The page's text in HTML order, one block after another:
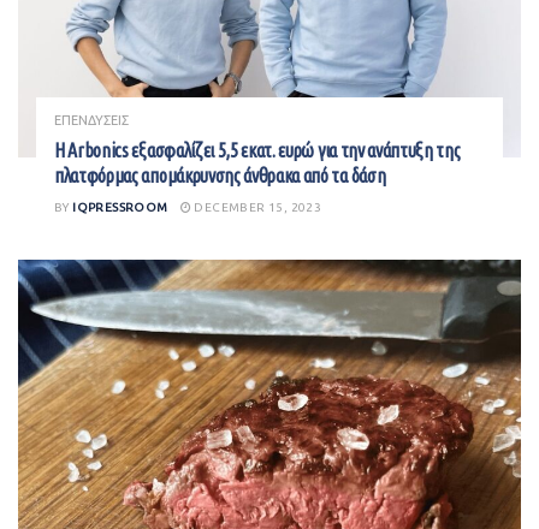
ΕΠΕΝΔΥΣΕΙΣ
Η Arbonics εξασφαλίζει 5,5 εκατ. ευρώ για την ανάπτυξη της
πλατφόρμας απομάκρυνσης άνθρακα από τα δάση
BY IQPRESSROOM DECEMBER 15, 2023